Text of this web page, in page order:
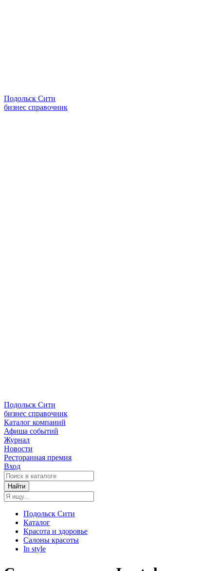
Подольск Сити
бизнес справочник
Подольск Сити
бизнес справочник
Каталог компаний
Афиша событий
Журнал
Новости
Ресторанная премия
Вход
Найти
Подольск Сити
Каталог
Красота и здоровье
Салоны красоты
In style